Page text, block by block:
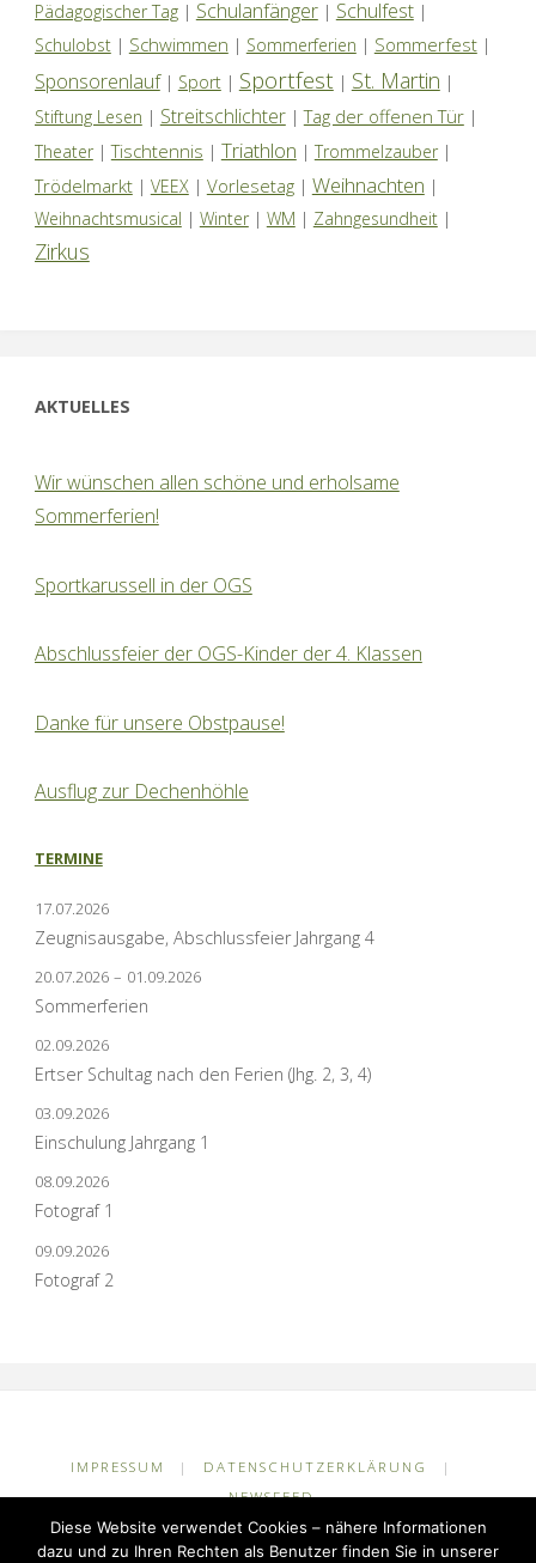
Pädagogischer Tag| Schulanfänger| Schulfest|
Schulobst| Schwimmen | Sommerferien | Sommerfest|
Sponsorenlauf| Sport| Sportfest | St. Martin |
Stiftung Lesen | Streitschlichter|Tag der offenen Tür|
Theater|Tischtennis | Triathlon | Trommelzauber|
Trödelmarkt| VEEX| Vorlesetag| Weihnachten |
Weihnachtsmusical | Winter| WM | Zahngesundheit|
Zirkus
AKTUELLES
Wir wünschen allen schöne und erholsame
Sommerferien!
Sportkarussell in der OGS
Abschlussfeier der OGS-Kinder der 4. Klassen
Danke für unsere Obstpause!
Ausflug zur Dechenhöhle
TERMINE
17.07.2026
Zeugnisausgabe, Abschlussfeier Jahrgang 4
20.07.2026 – 01.09.2026
Sommerferien
02.09.2026
Ertser Schultag nach den Ferien (Jhg. 2, 3, 4)
03.09.2026
Einschulung Jahrgang 1
08.09.2026
Fotograf 1
09.09.2026
Fotograf 2
IMPRESSUM | DATENSCHUTZERKLÄRUNG
|
NEWSFEED
©2026 Grundschule Kuhlerkamp
Diese Website verwendet Cookies – nähere Informationen
dazu und zu Ihren Rechten als Benutzer finden Sie in unserer